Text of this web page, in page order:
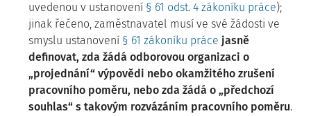
uvedenou v ustanovení § 61 odst. 4 zákoníku práce);
jinak řečeno, zaměstnavatel musí ve své žádosti ve
smyslu ustanovení § 61 zákoníku práce jasně
definovat, zda žádá odborovou organizaci o
„projednání“ výpovědi nebo okamžitého zrušení
pracovního poměru, nebo zda žádá o „předchozí
souhlas“ s takovým rozvázáním pracovního poměru.